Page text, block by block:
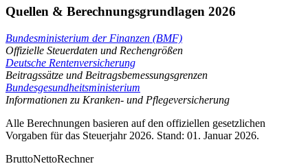
Quellen & Berechnungsgrundlagen 2026
Bundesministerium der Finanzen (BMF)
Offizielle Steuerdaten und Rechengrößen
Deutsche Rentenversicherung
Beitragssätze und Beitragsbemessungsgrenzen
Bundesgesundheitsministerium
Informationen zu Kranken- und Pflegeversicherung
Alle Berechnungen basieren auf den offiziellen gesetzlichen
Vorgaben für das Steuerjahr 2026. Stand: 01. Januar 2026.
BruttoNettoRechner